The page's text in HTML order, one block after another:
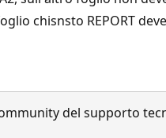
chisnsto REPORT
del supporto